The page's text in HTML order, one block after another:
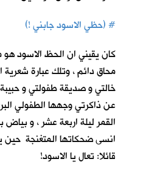
#(حظي الاسود جابني !)
كان يقيني ان الحظ الاسود
محاق دائم ، وتلك عبارة شعرية
خالتي و صديقة طفولتي و
عن ذاكرتي وجهها الطفولي
القمر ليلة اربعة عشر ، و
انسى ضحكاتها المتغنجة حين
قائلا: تعال يا الاسود!